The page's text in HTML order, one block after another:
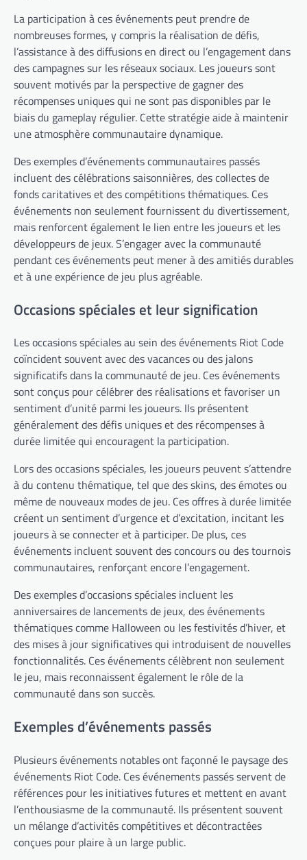
La participation à ces événements peut prendre de
nombreuses formes, y compris la réalisation de défis,
l’assistance à des diffusions en direct ou l’engagement dans
des campagnes sur les réseaux sociaux. Les joueurs sont
souvent motivés par la perspective de gagner des
récompenses uniques qui ne sont pas disponibles par le
biais du gameplay régulier. Cette stratégie aide à maintenir
une atmosphère communautaire dynamique.
Des exemples d’événements communautaires passés
incluent des célébrations saisonnières, des collectes de
fonds caritatives et des compétitions thématiques. Ces
événements non seulement fournissent du divertissement,
mais renforcent également le lien entre les joueurs et les
développeurs de jeux. S’engager avec la communauté
pendant ces événements peut mener à des amitiés durables
et à une expérience de jeu plus agréable.
Occasions spéciales et leur signification
Les occasions spéciales au sein des événements Riot Code
coïncident souvent avec des vacances ou des jalons
significatifs dans la communauté de jeu. Ces événements
sont conçus pour célébrer des réalisations et favoriser un
sentiment d’unité parmi les joueurs. Ils présentent
généralement des défis uniques et des récompenses à
durée limitée qui encouragent la participation.
Lors des occasions spéciales, les joueurs peuvent s’attendre
à du contenu thématique, tel que des skins, des émotes ou
même de nouveaux modes de jeu. Ces offres à durée limitée
créent un sentiment d’urgence et d’excitation, incitant les
joueurs à se connecter et à participer. De plus, ces
événements incluent souvent des concours ou des tournois
communautaires, renforçant encore l’engagement.
Des exemples d’occasions spéciales incluent les
anniversaires de lancements de jeux, des événements
thématiques comme Halloween ou les festivités d’hiver, et
des mises à jour significatives qui introduisent de nouvelles
fonctionnalités. Ces événements célèbrent non seulement
le jeu, mais reconnaissent également le rôle de la
communauté dans son succès.
Exemples d’événements passés
Plusieurs événements notables ont façonné le paysage des
événements Riot Code. Ces événements passés servent de
références pour les initiatives futures et mettent en avant
l’enthousiasme de la communauté. Ils présentent souvent
un mélange d’activités compétitives et décontractées
conçues pour plaire à un large public.